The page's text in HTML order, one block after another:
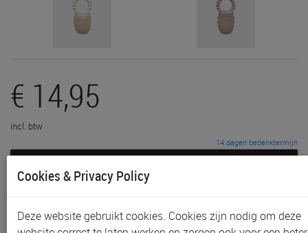
€ 14,95
incl. btw
14 dagen bedenktermijn
Cookies & Privacy Policy
Deze website gebruikt cookies. Cookies zijn nodig om deze